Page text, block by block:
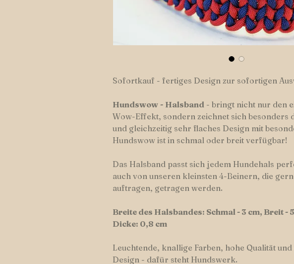
Sofortkauf - fertiges Design zur sofortigen
Hundswow - Halsband - bringt nicht nur den
Wow-Effekt, sondern zeichnet sich besonders
und gleichzeitig sehr flaches Design mit
Hundswow ist in schmal oder breit verfügbar!
Das Halsband passt sich jedem Hundehals
auch von unseren kleinsten 4-Beinern, die
auftragen, getragen werden.
Breite des Halsbandes: Schmal - 3 cm, Breit -
Dicke: 0,8 cm
Leuchtende, knallige Farben, hohe Qualität und
Design - dafür steht Hundswerk.